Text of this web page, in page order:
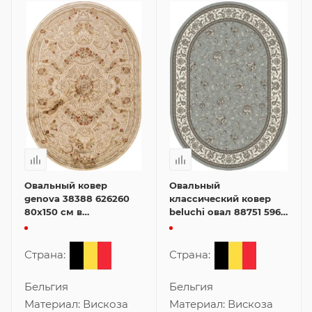
Овальный ковер
genova 38388 626260
80x150 см в
классическом стиле
Страна:
Бельгия
Материал: Вискоза
Овальный
классический ковер
beluchi овал 88751 5969
160x230 см
Страна:
Бельгия
Материал: Вискоза